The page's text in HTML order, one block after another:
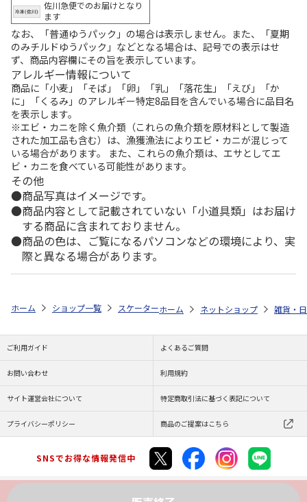
佐川急便でのお届けとなり
ます
なお、「普通ゆうパック」の場合は表示しません。また、「夏期
のみチルドゆうパック」などとなる場合は、記号での表示はせ
ず、商品内容欄にその旨を表示しています。
アレルギー情報について
商品に「小麦」「そば」「卵」「乳」「落花生」「えび」「か
に」「くるみ」のアレルギー特定8品目を含んでいる場合に品目名
を表示します。
※エビ・カニを除く魚介類（これらの魚介類を原材料として製造
された加工品も含む）は、漁獲漁法によりエビ・カニが混じって
いる場合があります。 また、これらの魚介類は、エサとしてエ
ビ・カニを食べている可能性があります。
その他
商品写真はイメージです。
商品内容として記載されていない「小道具類」はお届け
する商品に含まれておりません。
商品の色は、ご覧になるパソコンなどの環境により、実
際と異なる場合があります。
ホーム ショップ一覧 スケーター キッズレインポンチョ 90cm ノン
ホーム ネットショップ 雑貨・
ご利用ガイド よくあるご質問
お問い合わせ 利用規約
サイト運営会社について 特定商取引法に基づく表記について
プライバシーポリシー 商品のご提案はこちら
SNSでお得な情報発信中